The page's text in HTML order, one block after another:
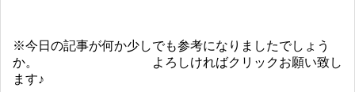
※今日の記事が何か少しでも参考になりましたでしょう
か。 よろしければクリックお願い致し
ます♪